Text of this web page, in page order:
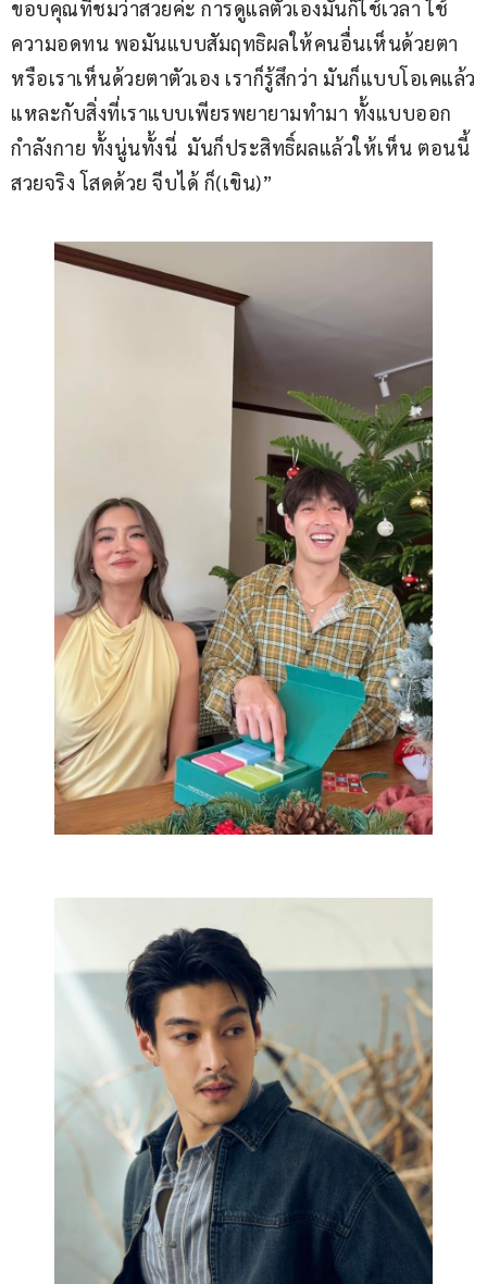
ขอบคุณที่ชมว่าสวยค่ะ การดูแลตัวเองมันก็ใช้เวลา ใช้
ความอดทน พอมันแบบสัมฤทธิผลให้คนอื่นเห็นด้วยตา
หรือเราเห็นด้วยตาตัวเอง เราก็รู้สึกว่า มันก็แบบโอเคแล้ว
แหละกับสิ่งที่เราแบบเพียรพยายามทำมา ทั้งแบบออก
กำลังกาย ทั้งนู่นทั้งนี่  มันก็ประสิทธิ์ผลแล้วให้เห็น ตอนนี้
สวยจริง โสดด้วย จีบได้ ก็(เขิน)”